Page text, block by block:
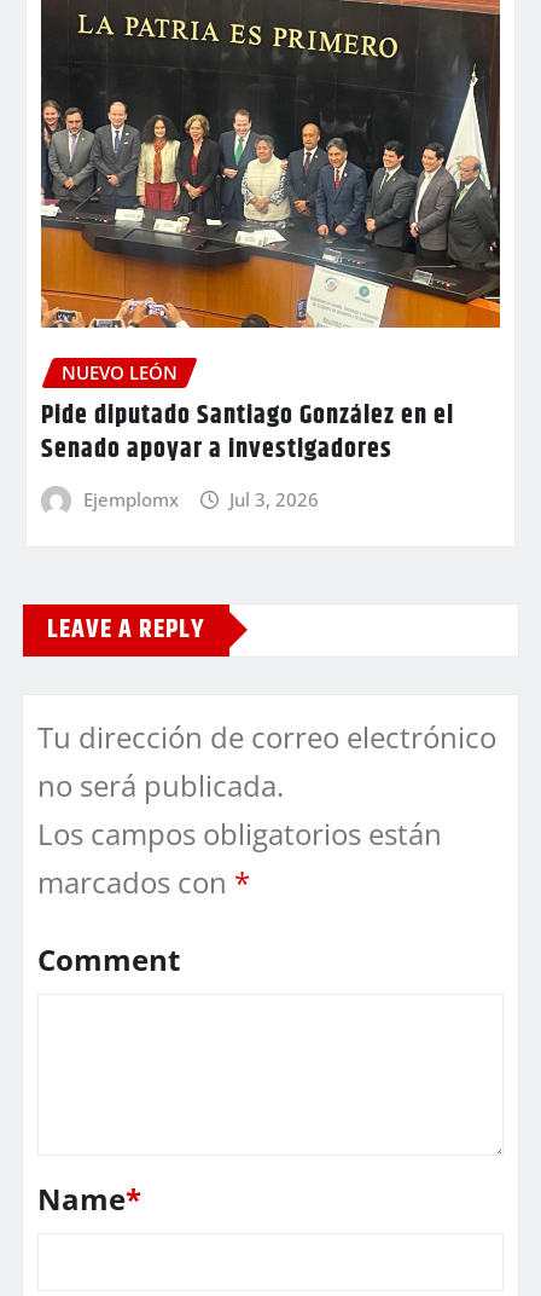
NUEVO LEÓN
Pide diputado Santiago González en el
Senado apoyar a investigadores
Ejemplomx Jul 3, 2026
LEAVE A REPLY
Tu dirección de correo electrónico
no será publicada.
Los campos obligatorios están
marcados con *
Comment
Name*